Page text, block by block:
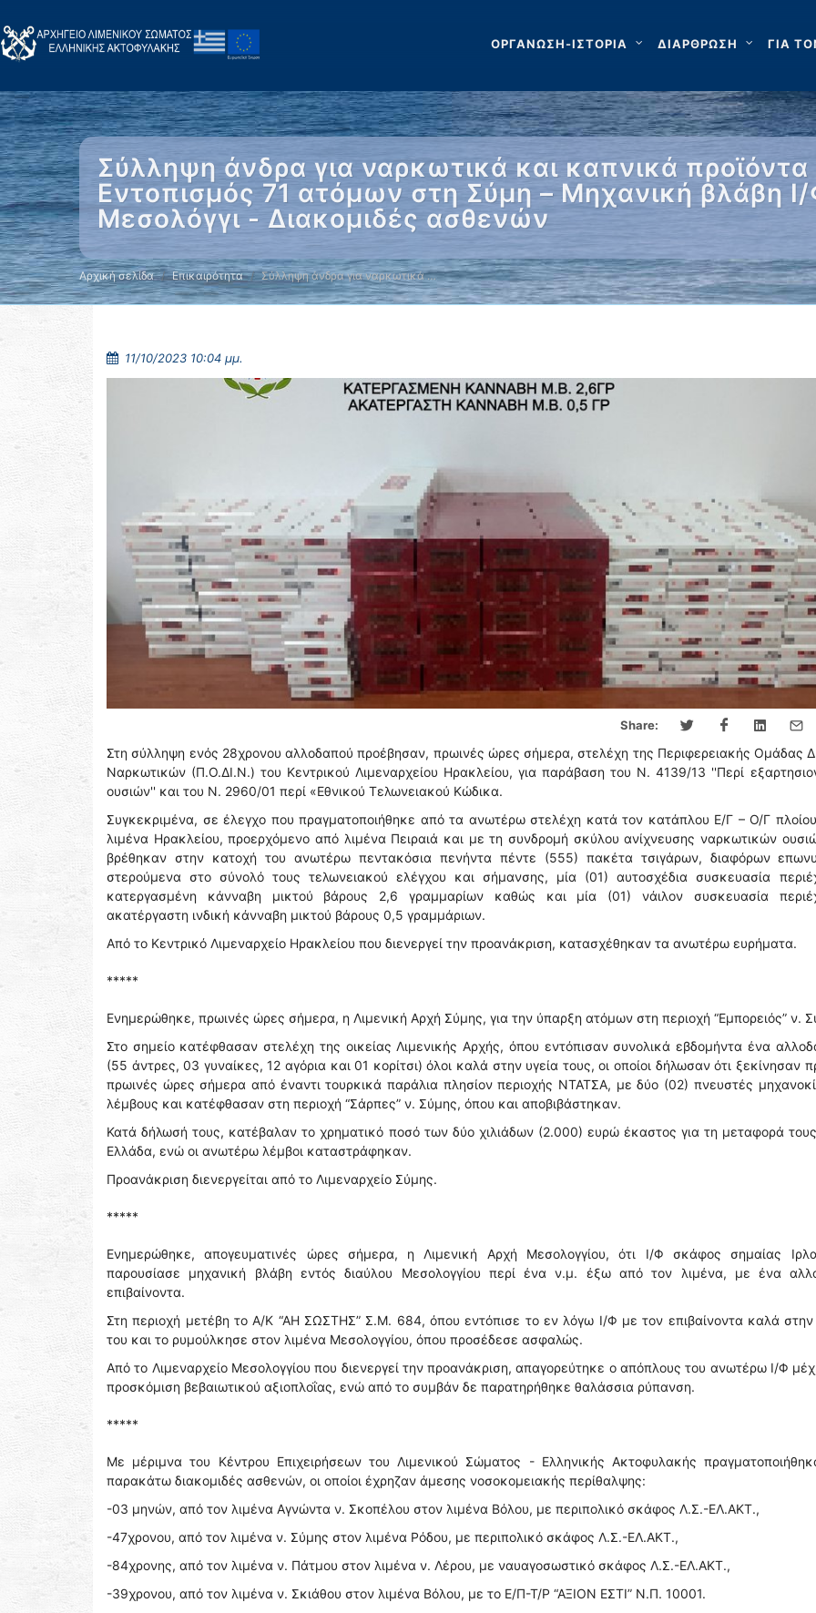
ΟΡΓΑΝΩΣΗ-ΙΣΤΟΡΙΑ ΔΙΑΡΘΡΩΣΗ ΓΙΑ
Σύλληψη άνδρα για ναρκωτικά και καπνικά
Εντοπισμός 71 ατόμων στη Σύμη – Μηχανική βλάβη
Μεσολόγγι - Διακομιδές ασθενών
Αρχική σελίδα Επικαιρότητα Σύλληψη άνδρα για ναρκωτικά …
11/10/2023 10:04 μμ.
Share:
Στη σύλληψη ενός 28χρονου αλλοδαπού προέβησαν, πρωινές ώρες σήμερα, στελέχη της Περιφερειακής Ομάδας
Ναρκωτικών (Π.Ο.ΔΙ.Ν.) του Κεντρικού Λιμεναρχείου Ηρακλείου, για παράβαση του Ν. 4139/13 ''Περί
ουσιών'' και του Ν. 2960/01 περί «Εθνικού Τελωνειακού Κώδικα.
Συγκεκριμένα, σε έλεγχο που πραγματοποιήθηκε από τα ανωτέρω στελέχη κατά τον κατάπλου Ε/Γ – Ο/Γ
λιμένα Ηρακλείου, προερχόμενο από λιμένα Πειραιά και με τη συνδρομή σκύλου ανίχνευσης ναρκωτικών
βρέθηκαν στην κατοχή του ανωτέρω πεντακόσια πενήντα πέντε (555) πακέτα τσιγάρων, διαφόρων
στερούμενα στο σύνολό τους τελωνειακού ελέγχου και σήμανσης, μία (01) αυτοσχέδια συσκευασία
κατεργασμένη κάνναβη μικτού βάρους 2,6 γραμμαρίων καθώς και μία (01) νάιλον συσκευασία
ακατέργαστη ινδική κάνναβη μικτού βάρους 0,5 γραμμάριων.
Από το Κεντρικό Λιμεναρχείο Ηρακλείου που διενεργεί την προανάκριση, κατασχέθηκαν τα ανωτέρω ευρήματα.
*****
Ενημερώθηκε, πρωινές ώρες σήμερα, η Λιμενική Αρχή Σύμης, για την ύπαρξη ατόμων στη περιοχή “Εμπορειός” ν.
Στο σημείο κατέφθασαν στελέχη της οικείας Λιμενικής Αρχής, όπου εντόπισαν συνολικά εβδομήντα ένα
(55 άντρες, 03 γυναίκες, 12 αγόρια και 01 κορίτσι) όλοι καλά στην υγεία τους, οι οποίοι δήλωσαν ότι ξεκίνησαν
πρωινές ώρες σήμερα από έναντι τουρκικά παράλια πλησίον περιοχής ΝΤΑΤΣΑ, με δύο (02) πνευστές
λέμβους και κατέφθασαν στη περιοχή “Σάρπες” ν. Σύμης, όπου και αποβιβάστηκαν.
Κατά δήλωσή τους, κατέβαλαν το χρηματικό ποσό των δύο χιλιάδων (2.000) ευρώ έκαστος για τη μεταφορά
Ελλάδα, ενώ οι ανωτέρω λέμβοι καταστράφηκαν.
Προανάκριση διενεργείται από το Λιμεναρχείο Σύμης.
*****
Ενημερώθηκε, απογευματινές ώρες σήμερα, η Λιμενική Αρχή Μεσολογγίου, ότι Ι/Φ σκάφος σημαίας
παρουσίασε μηχανική βλάβη εντός διαύλου Μεσολογγίου περί ένα ν.μ. έξω από τον λιμένα, με ένα
επιβαίνοντα.
Στη περιοχή μετέβη το Α/Κ “ΑΗ ΣΩΣΤΗΣ” Σ.Μ. 684, όπου εντόπισε το εν λόγω Ι/Φ με τον επιβαίνοντα καλά στην
του και το ρυμούλκησε στον λιμένα Μεσολογγίου, όπου προσέδεσε ασφαλώς.
Από το Λιμεναρχείο Μεσολογγίου που διενεργεί την προανάκριση, απαγορεύτηκε ο απόπλους του ανωτέρω Ι/Φ
προσκόμιση βεβαιωτικού αξιοπλοΐας, ενώ από το συμβάν δε παρατηρήθηκε θαλάσσια ρύπανση.
*****
Με μέριμνα του Κέντρου Επιχειρήσεων του Λιμενικού Σώματος - Ελληνικής Ακτοφυλακής
παρακάτω διακομιδές ασθενών, οι οποίοι έχρηζαν άμεσης νοσοκομειακής περίθαλψης:
-03 μηνών, από τον λιμένα Αγνώντα ν. Σκοπέλου στον λιμένα Βόλου, με περιπολικό σκάφος Λ.Σ.-ΕΛ.ΑΚΤ.,
-47χρονου, από τον λιμένα ν. Σύμης στον λιμένα Ρόδου, με περιπολικό σκάφος Λ.Σ.-ΕΛ.ΑΚΤ.,
-84χρονης, από τον λιμένα ν. Πάτμου στον λιμένα ν. Λέρου, με ναυαγοσωστικό σκάφος Λ.Σ.-ΕΛ.ΑΚΤ.,
-39χρονου, από τον λιμένα ν. Σκιάθου στον λιμένα Βόλου, με το Ε/Π-Τ/Ρ “ΑΞΙΟΝ ΕΣΤΙ” Ν.Π. 10001.